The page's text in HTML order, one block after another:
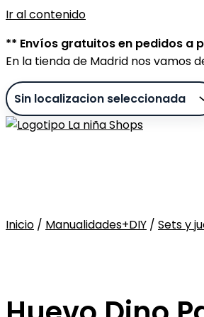
Ir al contenido
** Envíos gratuitos en pedidos a
En la tienda de Madrid nos vamos
Inicio / Manualidades+DIY / Sets y
Sin stock